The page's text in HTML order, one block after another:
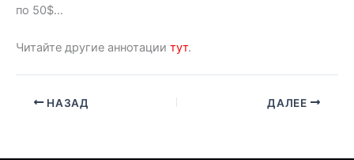
по 50$…
Читайте другие аннотации тут.
НАЗАД ДАЛЕЕ